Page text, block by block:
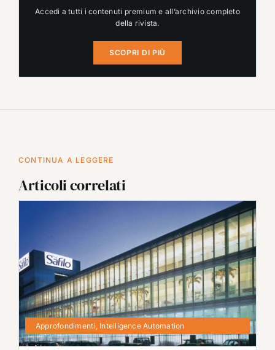
Accedi a tutti i contenuti premium e all’archivio completo
della rivista.
SCOPRI DI PIÙ
CONTINUA A LEGGERE
Articoli correlati
Approfondimenti , Intelligence Automation